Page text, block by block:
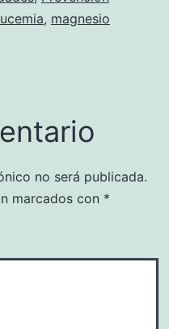
, magnesio
no será publicada.
marcados con *